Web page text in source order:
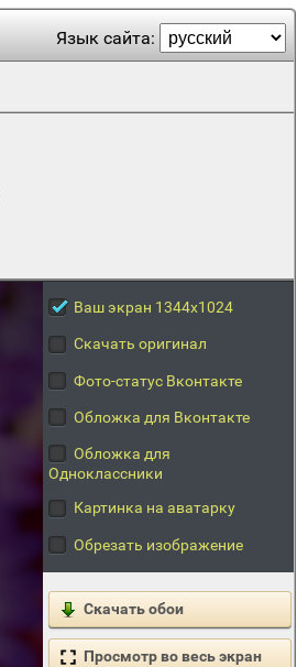
Язык сайта:
Ваш экран 1344x1024
Скачать оригинал
Фото-статус Вконтакте
Обложка для Вконтакте
Обложка для
Одноклассники
Картинка на аватарку
Обрезать изображение
Скачать обои
Просмотр во весь экран